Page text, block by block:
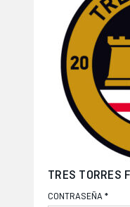
TRES TORRES
CONTRASEÑA *